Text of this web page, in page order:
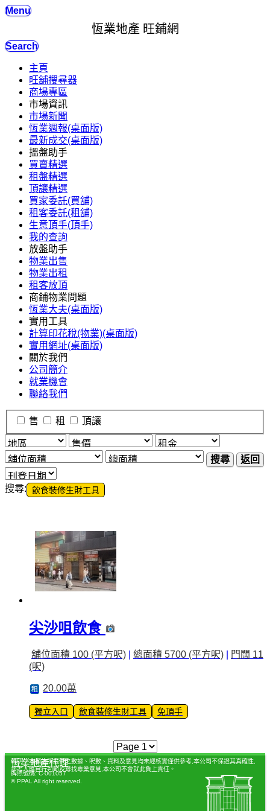
Menu
恆業地產 旺鋪網
Search
主頁
旺舖搜尋器
商場專區
市場資訊
市場新聞
恆業週報(桌面版)
最新成交(桌面版)
搵盤助手
買賣精選
租盤精選
頂讓精選
買家委託(買舖)
租客委託(租舖)
生意頂手(頂手)
我的查詢
放盤助手
物業出售
物業出租
租客放頂
商鋪物業問題
恆業大夫(桌面版)
實用工具
計算印花稅(物業)(桌面版)
實用網址(桌面版)
關於我們
公司簡介
就業機會
聯絡我們
售 租 頂讓
搜尋 返回
搜尋: 飲食裝修生財工具
尖沙咀飲食
舖位面積 100 (平方呎) 總面積 5700 (平方呎)
門闊 11
(呎)
租 20.00萬
獨立入口 飲食裝修生財工具 免頂手
聲明：本網站所提供之數據、呎數、資料及意見均未經核實僅供參考,本公司不保證其真確性,
參考人應自行判斷及尋找專業意見,本公司不會就此負上責任。
恆業地產代理
牌照號碼: C-001057
© PPAL All right reserved.